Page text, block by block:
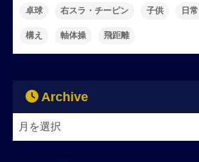
卓球 右スラ・チーピン 子供 日常
構え 軸体操 飛距離
Archive